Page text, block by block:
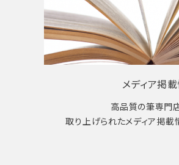
メディア掲
高品質の筆専門店
取り上げられたメディア掲載